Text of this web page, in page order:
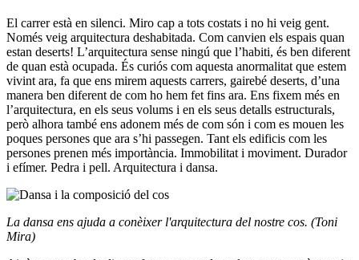
El carrer està en silenci. Miro cap a tots costats i no hi veig gent.
Només veig arquitectura deshabitada. Com canvien els espais quan
estan deserts! L’arquitectura sense ningú que l’habiti, és ben diferent
de quan està ocupada. És curiós com aquesta anormalitat que estem
vivint ara, fa que ens mirem aquests carrers, gairebé deserts, d’una
manera ben diferent de com ho hem fet fins ara. Ens fixem més en
l’arquitectura, en els seus volums i en els seus detalls estructurals,
però alhora també ens adonem més de com són i com es mouen les
poques persones que ara s’hi passegen. Tant els edificis com les
persones prenen més importància. Immobilitat i moviment. Durador
i efímer. Pedra i pell. Arquitectura i dansa.
La dansa ens ajuda a conèixer l'arquitectura del nostre cos. (Toni
Mira)